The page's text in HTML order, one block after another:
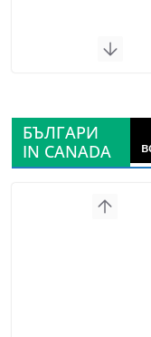
БЪЛГАРИ
IN CANADA